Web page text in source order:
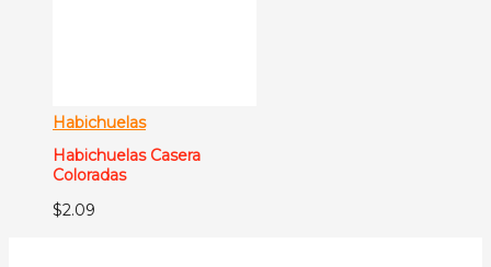
Habichuelas
Habichuelas Casera
Coloradas
$2.09